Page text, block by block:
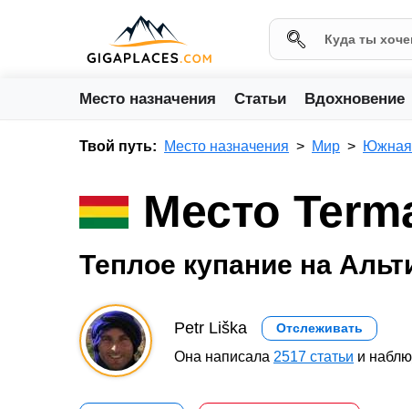
Место назначения Статьи Вдохновение
Твой путь: Место назначения Мир Южная
Место
Теплое купание на
Petr Liška Отслеживать
Она написала 2517 статьи и